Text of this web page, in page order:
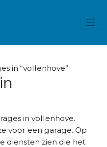
in “vollenhove”
in vollenhove.
voor een garage. Op
diensten zien die het